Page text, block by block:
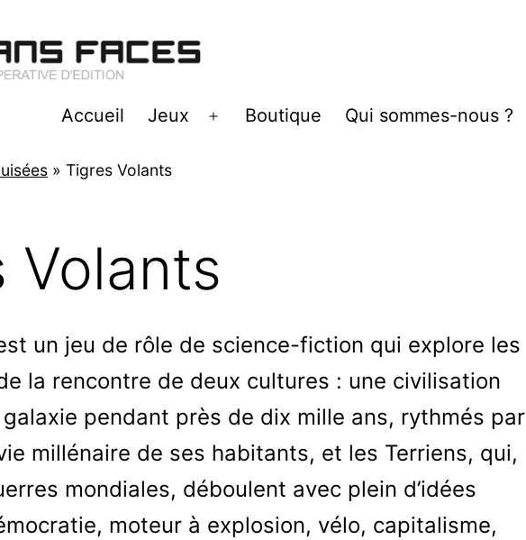
Accueil Jeux
Ouvrir
Boutique Qui sommes-nous ?
» Tigres Volants
Volants
un jeu de rôle de science-fiction qui explore les
la rencontre de deux cultures : une civilisation
pendant près de dix mille ans, rythmés par
millénaire de ses habitants, et les Terriens, qui,
mondiales, déboulent avec plein d’idées
moteur à explosion, vélo, capitalisme,